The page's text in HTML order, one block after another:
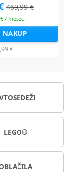
479,99 €
/ mesec
NAKUP
€
LEGO®